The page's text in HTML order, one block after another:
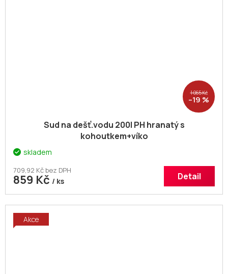
1 065 Kč
–19 %
Sud na dešť.vodu 200l PH hranatý s
kohoutkem+víko
skladem
709,92 Kč bez DPH
859 Kč / ks Detail
Akce